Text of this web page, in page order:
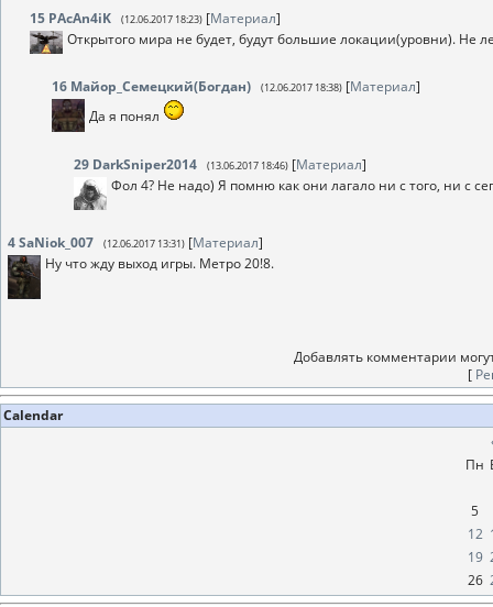
15 PAcAn4iK (12.06.2017 18:23) [Материал]
Открытого мира не будет, будут большие локации(уровни). Не
16 Майор_Семецкий(Богдан) (12.06.2017 18:38) [Материал]
Да я понял
29 DarkSniper2014 (13.06.2017 18:46) [Материал]
Фол 4? Не надо) Я помню как они лагало ни с того, ни с
4SaNiok_007 (12.06.2017 13:31) [Материал]
Ну что жду выход игры. Метро 20!8.
Добавлять комментарии
[
Calendar
Пн
5
12
19
26